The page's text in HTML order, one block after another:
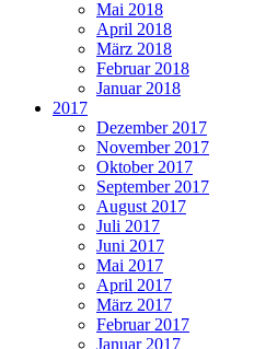
Mai 2018
April 2018
März 2018
Februar 2018
Januar 2018
2017
Dezember 2017
November 2017
Oktober 2017
September 2017
August 2017
Juli 2017
Juni 2017
Mai 2017
April 2017
März 2017
Februar 2017
Januar 2017